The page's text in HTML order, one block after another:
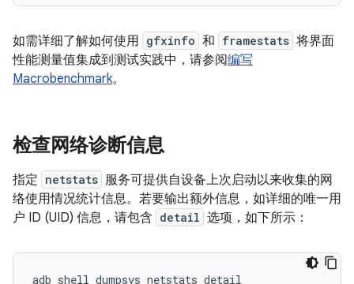
如需详细了解如何使用 gfxinfo 和 framestats 将界面
性能测量值集成到测试实践中，请参阅编写
Macrobenchmark。
检查网络诊断信息
指定 netstats 服务可提供自设备上次启动以来收集的网
络使用情况统计信息。若要输出额外信息，如详细的唯一用
户 ID (UID) 信息，请包含 detail 选项，如下所示：